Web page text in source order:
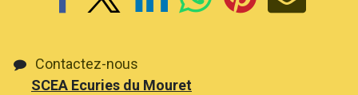
Contactez-nous
SCEA Ecuries du Mouret